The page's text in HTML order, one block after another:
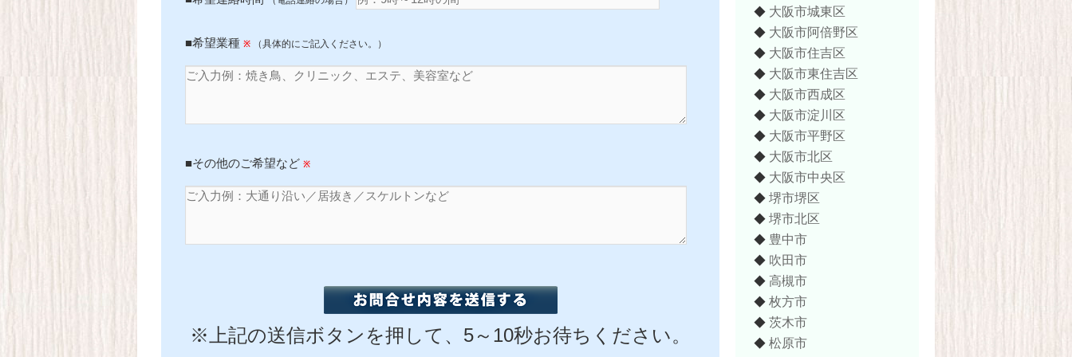
■希望業種 ※ （具体的にご記入ください。）
■その他のご希望など ※
※上記の送信ボタンを押して、5～10秒お待ちください。
◆ 大阪市城東区
◆ 大阪市阿倍野区
◆ 大阪市住吉区
◆ 大阪市東住吉区
◆ 大阪市西成区
◆ 大阪市淀川区
◆ 大阪市平野区
◆ 大阪市北区
◆ 大阪市中央区
◆ 堺市堺区
◆ 堺市北区
◆ 豊中市
◆ 吹田市
◆ 高槻市
◆ 枚方市
◆ 茨木市
◆ 松原市